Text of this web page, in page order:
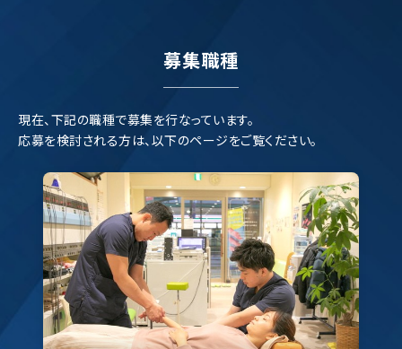
募集職種
現在、下記の職種で募集を行なっています。
応募を検討される方は、以下のページをご覧ください。